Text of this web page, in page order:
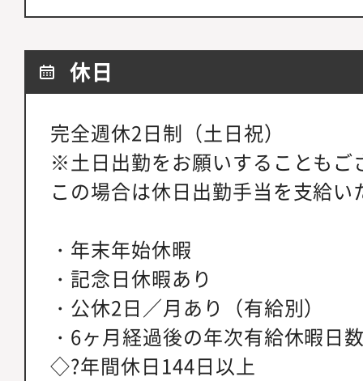
休日
完全週休2日制（土日祝）
※土日出勤をお願いすることもご
この場合は休日出勤手当を支給い
・年末年始休暇
・記念日休暇あり
・公休2日／月あり（有給別）
・6ヶ月経過後の年次有給休暇日
◇?年間休日144日以上